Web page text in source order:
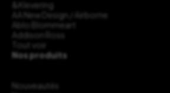
&Klevering
AA New Design / Airborne
Ablo Blommeart
Addison Ross
Tout voir
Nos produits
Nouveautés